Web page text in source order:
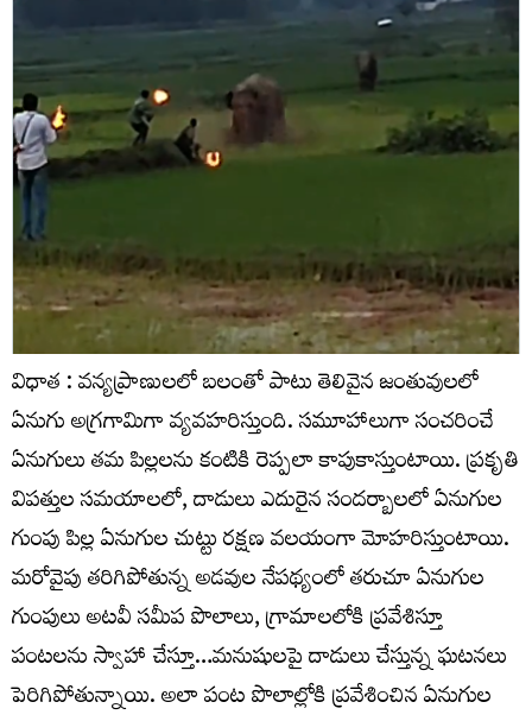
విధాత : వన్యప్రాణులలో బలంతో పాటు తెలివైన జంతువులలో
ఏనుగు అగ్రగామిగా వ్యవహరిస్తుంది. సమూహాలుగా సంచరించే
ఏనుగులు తమ పిల్లలను కంటికి రెప్పలా కాపుకాస్తుంటాయి. ప్రకృతి
విపత్తుల సమయాలలో, దాడులు ఎదురైన సందర్బాలలో ఏనుగుల
గుంపు పిల్ల ఏనుగుల చుట్టు రక్షణ వలయంగా మోహరిస్తుంటాయి.
మరోవైపు తరిగిపోతున్న అడవుల నేపథ్యంలో తరుచూ ఏనుగుల
గుంపులు అటవీ సమీప పొలాలు, గ్రామాలలోకి ప్రవేశిస్తూ
పంటలను స్వాహా చేస్తూ…మనుషులపై దాడులు చేస్తున్న ఘటనలు
పెరిగిపోతున్నాయి. అలా పంట పొలాల్లోకి ప్రవేశించిన ఏనుగుల